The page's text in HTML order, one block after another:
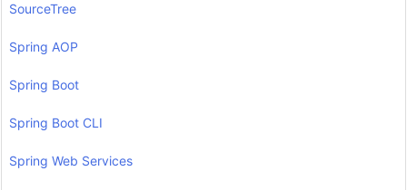
SourceTree
Spring AOP
Spring Boot
Spring Boot CLI
Spring Web Services